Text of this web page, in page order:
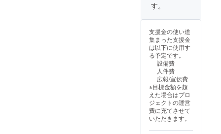
ださ
映作品
は1分以
内 作品
の提出
期限
は、8月
3日
(日)21:0
0締切
作品発
表者の
お名前
(ペン
す。
支援金の使い道
集まった支援金
は以下に使用す
る予定です。
設備費
人件費
広報/宣伝費
※目標金額を超
えた場合はプロ
ジェクトの運営
費に充てさせて
いただきます。